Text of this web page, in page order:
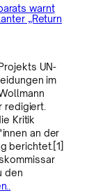
warnt
„Return
UN-
im
redigiert.
Kritik
an der
berichtet.[1]
den